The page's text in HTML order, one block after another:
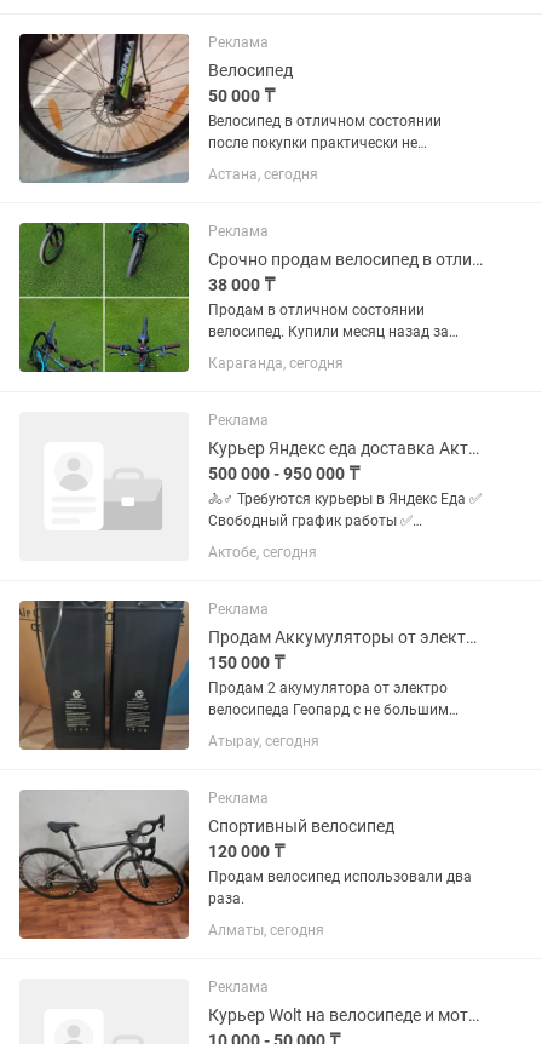
Реклама
Велосипед
50 000 ₸
Велосипед в отличном состоянии
после покупки практически не
катались стоял в паркинге
Астана, сегодня
Реклама
Срочно продам велосипед в отличном состоянии
38 000 ₸
Продам в отличном состоянии
велосипед. Купили месяц назад за
48000 тысячи тенге. Продам за 38000
тг связи с переездом
Караганда, сегодня
Реклама
Курьер Яндекс еда доставка Актобе
500 000 - 950 000 ₸
🚴♂️ Требуются курьеры в Яндекс Еда ✅
Свободный график работы ✅
Ежедневно и еженедельно выплаты ✅
Доход зависит от количества доставок
мопеде или автомобиле ✅ Подходит...
Актобе, сегодня
Реклама
Продам Аккумуляторы от электро велосипеда Геопард
150 000 ₸
Продам 2 акумулятора от электро
велосипеда Геопард с не большим
пробегом также можно по одному
стоимость одного 75 тысяч без торгов
также имеется сам велосипед...
Атырау, сегодня
Реклама
Спортивный велосипед
120 000 ₸
Продам велосипед использовали два
раза.
Алматы, сегодня
Реклама
Курьер Wolt на велосипеде и мотоцикле ежедневный доход